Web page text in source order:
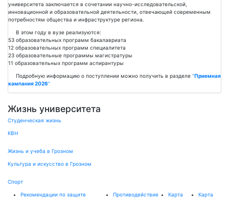
университета заключается в сочетании научно-исследовательской,
инновационной и образовательной деятельности, отвечающей современным
потребностям общества и инфраструктуре региона.
В этом году в вузе реализуются:
53 образовательных программ бакалавриата
12 образовательных программ специалитета
23 образовательные программы магистратуры
11 образовательных программ аспирантуры
Подробную информацию о поступлении можно получить в разделе "Приемная
кампания 2026"
Жизнь университета
Студенческая жизнь
КВН
Жизнь и учеба в Грозном
Культура и искусство в Грозном
Спорт
Рекомендации по защите
Противодействие
Карта
Карта